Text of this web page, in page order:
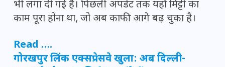
भी लगा दी गई हैं। पिछली अपडेट तक यहाँ मिट्टी का
काम पूरा होना था, जो अब काफी आगे बढ़ चुका है।
Read ….
गोरखपुर लिंक एक्सप्रेसवे खुला: अब दिल्ली-